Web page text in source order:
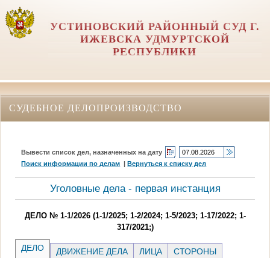
УСТИНОВСКИЙ РАЙОННЫЙ СУД Г.
ИЖЕВСКА УДМУРТСКОЙ
РЕСПУБЛИКИ
СУДЕБНОЕ ДЕЛОПРОИЗВОДСТВО
Вывести список дел, назначенных на дату
Поиск информации по делам |Вернуться к списку дел
Уголовные дела - первая инстанция
ДЕЛО № 1-1/2026 (1-1/2025; 1-2/2024; 1-5/2023; 1-17/2022; 1-
317/2021;)
ДЕЛО ДВИЖЕНИЕ ДЕЛА ЛИЦА СТОРОНЫ